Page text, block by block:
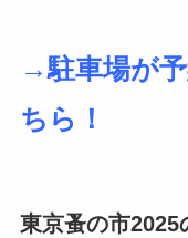
→駐車場が
ちら！
東京蚤の市2025